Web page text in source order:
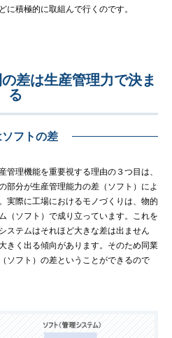
に積極的に取組んで行くのです。
差は生産管理力で決ま
る
フトの差
管理機能を重要視する理由の３つ目は、
部分が生産管理能力の差（ソフト）によ
実際に工場におけるモノづくりは、物的
（ソフト）で成り立っています。これを
ステムはそれほど大きな差は出ません
きく出る傾向があります。そのため同業
ソフト）の差ということができるので